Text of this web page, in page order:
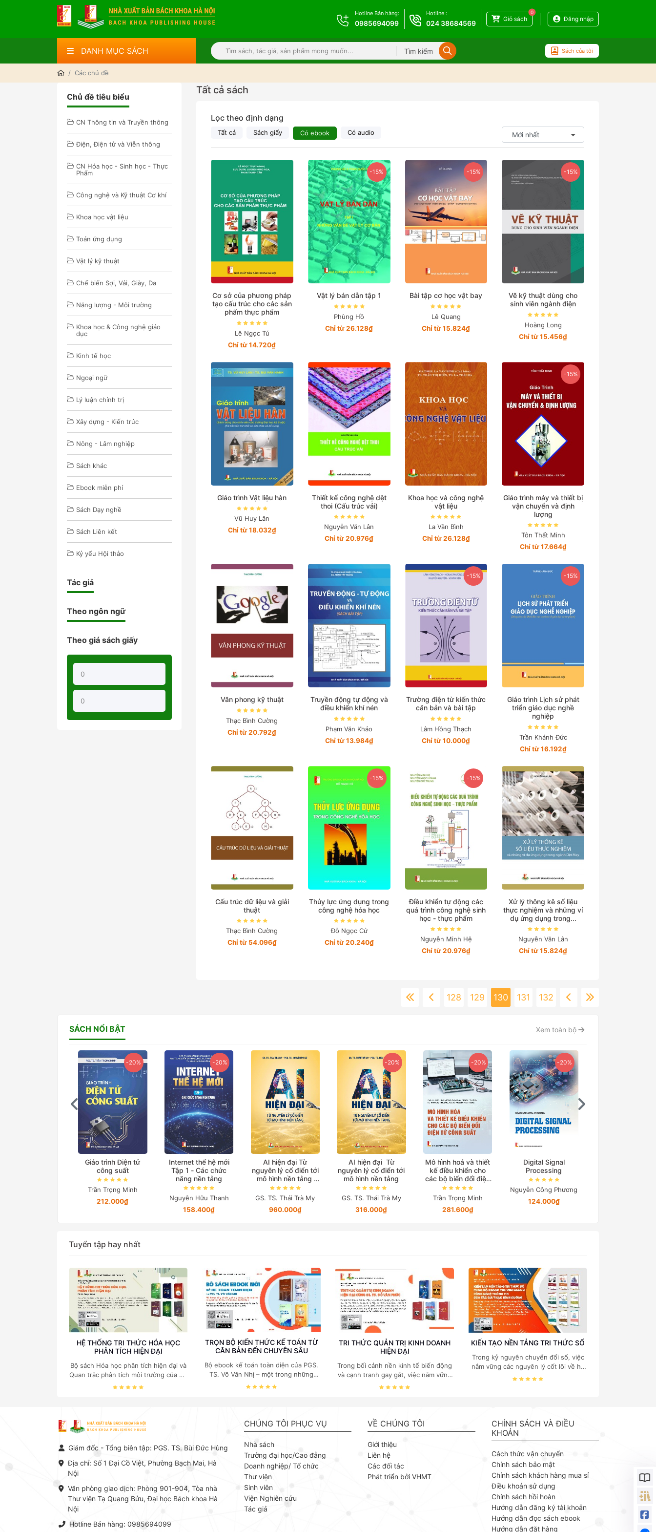
Hotline Bán hàng:
0985694099
Hotline :
024 38684569
0
Giỏ sách Đăng nhập
DANH MỤC SÁCH Tìm kiếm Sách của tôi
Các chủ đề
Chủ đề tiêu biểu
CN Thông tin và Truyền thông
Điện, Điện tử và Viễn thông
CN Hóa học - Sinh học - Thực
Phẩm
Công nghệ và Kỹ thuật Cơ khí
Khoa học vật liệu
Toán ứng dụng
Vật lý kỹ thuật
Chế biến Sợi, Vải, Giày, Da
Năng lượng - Môi trường
Khoa học & Công nghệ giáo
dục
Kinh tế học
Ngoại ngữ
Lý luận chính trị
Xây dựng - Kiến trúc
Nông - Lâm nghiệp
Sách khác
Ebook miễn phí
Sách Dạy nghề
Sách Liên kết
Kỷ yếu Hội thảo
Tác giả
Theo ngôn ngữ
Theo giá sách giấy
Tất cả sách
Lọc theo định dạng
Tất cả Sách giấy Có ebook Có audio
Cơ sở của phương pháp
tạo cấu trúc cho các sản
phẩm thực phẩm
Lê Ngọc Tú
Chỉ từ 14.720₫
-15%
Vật lý bán dẫn tập 1
Phùng Hồ
Chỉ từ 26.128₫
-15%
Bài tập cơ học vật bay
Lê Quang
Chỉ từ 15.824₫
-15%
Vẽ kỹ thuật dùng cho
sinh viên ngành điện
Hoàng Long
Chỉ từ 15.456₫
Giáo trình Vật liệu hàn
Vũ Huy Lân
Chỉ từ 18.032₫
Thiết kế công nghệ dệt
thoi (Cấu trúc vải)
Nguyễn Văn Lân
Chỉ từ 20.976₫
Khoa học và công nghệ
vật liệu
La Văn Bình
Chỉ từ 26.128₫
-15%
Giáo trình máy và thiết bị
vận chuyển và định
lượng
Tôn Thất Minh
Chỉ từ 17.664₫
Văn phong kỹ thuật
Thạc Bình Cường
Chỉ từ 20.792₫
Truyền động tự động và
điều khiển khí nén
Phạm Văn Khảo
Chỉ từ 13.984₫
-15%
Trường điện từ kiến thức
căn bản và bài tập
Lâm Hồng Thạch
Chỉ từ 10.000₫
-15%
Giáo trình Lịch sử phát
triển giáo dục nghề
nghiệp
Trần Khánh Đức
Chỉ từ 16.192₫
Cấu trúc dữ liệu và giải
thuật
Thạc Bình Cường
Chỉ từ 54.096₫
-15%
Thủy lực ứng dụng trong
công nghệ hóa học
Đỗ Ngọc Cử
Chỉ từ 20.240₫
-15%
Điều khiển tự động các
quá trình công nghệ sinh
học - thực phẩm
Nguyễn Minh Hệ
Chỉ từ 20.976₫
Xử lý thông kê số liệu
thực nghiệm và những ví
dụ ứng dụng trong...
Nguyễn Văn Lân
Chỉ từ 15.824₫
128 129 130 131 132
SÁCH NỔI BẬT Xem toàn bộ
-20%
Giáo trình Điện tử
công suất
Trần Trọng Minh
212.000₫
-20%
Internet thế hệ mới
Tập 1 - Các chức
năng nền tảng
Nguyễn Hữu Thanh
158.400₫
AI hiện đại Từ
nguyên lý cổ điển tới
mô hình nền tảng
(Bản in màu đặc biệt)
GS. TS. Thái Trà My
960.000₫
-20%
AI hiện đại Từ
nguyên lý cổ điển tới
mô hình nền tảng
GS. TS. Thái Trà My
316.000₫
-20%
Mô hình hoá và thiết
kế điều khiển cho
các bộ biến đổi điện
tử công suất
Trần Trọng Minh
281.600₫
-20%
Digital Signal
Processing
Nguyễn Công Phương
124.000₫
Tuyển tập hay nhất
HỆ THỐNG TRI THỨC HÓA HỌC
PHÂN TÍCH HIỆN ĐẠI
Bộ sách Hóa học phân tích hiện đại và
Quan trắc phân tích môi trường của Cố
Giáo sư, Tiến sĩ Phạm Luận là một
Hóa học phân tích tại Việt Nam hiện
nay. Bộ sách mang đến một hệ thống
-> Kỹ thuật thực hành -> Ứng dụng
chuyên ngành, được NXB Bách khoa
Hà Nội ấn hành cả hai phiên bản sách
TRỌN BỘ KIẾN THỨC KẾ TOÁN TỪ
CĂN BẢN ĐẾN CHUYÊN SÂU
Bộ ebook kế toán toàn diện của PGS.
TS. Võ Văn Nhị – một trong những
chuyên gia hàng đầu, giàu kinh
TRI THỨC QUẢN TRỊ KINH DOANH
HIỆN ĐẠI
Trong bối cảnh nền kinh tế biến động
và cạnh tranh gay gắt, việc nắm vững
các quy luật kinh tế và kỹ năng quản
khoa Hà Nội phát hành tập trung vào
những mảng cốt lõi nhất của quản trị,
thuyết vững chắc và khả năng ứng
dụng linh hoạt. GS. TS Kinh tế Đỗ Văn
Phức là chuyên gia uy tín trong ngành
Kinh tế và Quản lý. Các tác phẩm của
KIẾN TẠO NỀN TẢNG TRI THỨC SỐ
Trong kỷ nguyên chuyển đổi số, việc
nắm vững các nguyên lý cốt lõi về hệ
thống thông tin, cấu trúc dữ liệu, cơ
mực và chuyên sâu, Nhà xuất bản
Bách khoa phát hành bộ ebook
chuyên ngành của tác giả Thạc Bình
Cường – một giảng viên giàu kinh
nghiệm với cách tiếp cận khoa học,
thực tiễn.
Giám đốc - Tổng biên tập: PGS. TS. Bùi Đức Hùng
Địa chỉ: Số 1 Đại Cồ Việt, Phường Bạch Mai, Hà
Nội
Văn phòng giao dịch: Phòng 901-904, Tòa nhà
Thư viện Tạ Quang Bửu, Đại học Bách khoa Hà
Nội
Hotline Bán hàng: 0985694099
CHÚNG TÔI PHỤC VỤ
Nhà sách
Trường đại học/Cao đẳng
Doanh nghiệp/ Tổ chức
Thư viện
Sinh viên
Viện Nghiên cứu
Tác giả
VỀ CHÚNG TÔI
Giới thiệu
Liên hệ
Các đối tác
Phát triển bởi VHMT
CHÍNH SÁCH VÀ ĐIỀU
KHOẢN
Cách thức vận chuyển
Chính sách bảo mật
Chính sách khách hàng mua sỉ
Điều khoản sử dụng
Chính sách hồi hoàn
Hướng dẫn đăng ký tài khoản
Hướng dẫn đọc sách ebook
Hướng dẫn đặt hàng